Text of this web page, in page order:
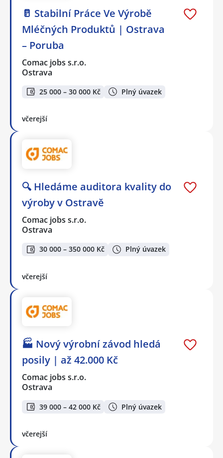
🥛 Stabilní Práce Ve Výrobě
Mléčných Produktů | Ostrava
– Poruba
Comac jobs s.r.o.
Ostrava
25 000 – 30 000 Kč Plný úvazek
včerejší
🔍 Hledáme auditora kvality do
výroby v Ostravě
Comac jobs s.r.o.
Ostrava
30 000 – 350 000 Kč Plný úvazek
včerejší
🏭 Nový výrobní závod hledá
posily | až 42.000 Kč
Comac jobs s.r.o.
Ostrava
39 000 – 42 000 Kč Plný úvazek
včerejší